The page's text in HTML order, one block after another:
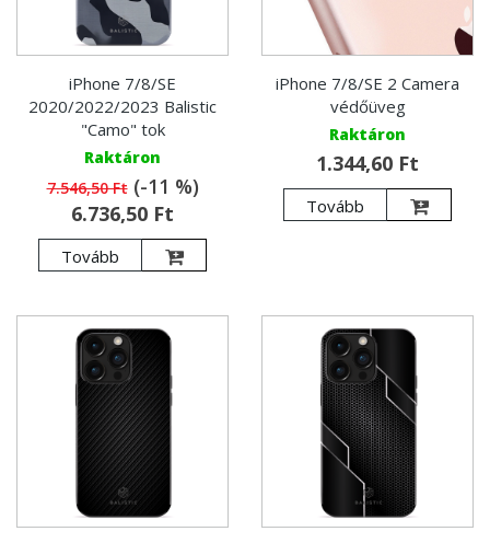
iPhone 7/8/SE
2020/2022/2023 Balistic
"Camo" tok
Raktáron
7.546,50 Ft(-11 %)
6.736,50 Ft
Tovább
iPhone 7/8/SE 2 Camera
védőüveg
Raktáron
1.344,60 Ft
Tovább